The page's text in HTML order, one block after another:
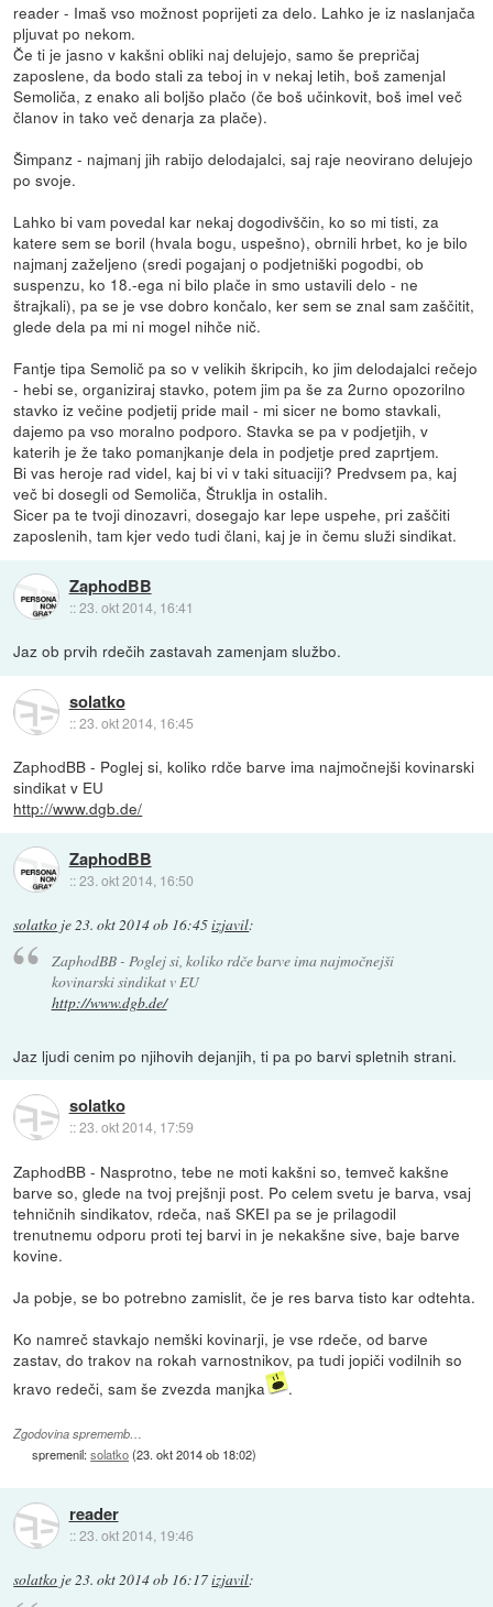
reader - Imaš vso možnost poprijeti za delo. Lahko je iz naslanjača
pljuvat po nekom.
Če ti je jasno v kakšni obliki naj delujejo, samo še prepričaj
zaposlene, da bodo stali za teboj in v nekaj letih, boš zamenjal
Semoliča, z enako ali boljšo plačo (če boš učinkovit, boš imel več
članov in tako več denarja za plače).
Šimpanz - najmanj jih rabijo delodajalci, saj raje neovirano delujejo
po svoje.
Lahko bi vam povedal kar nekaj dogodivščin, ko so mi tisti, za
katere sem se boril (hvala bogu, uspešno), obrnili hrbet, ko je bilo
najmanj zaželjeno (sredi pogajanj o podjetniški pogodbi, ob
suspenzu, ko 18.-ega ni bilo plače in smo ustavili delo - ne
štrajkali), pa se je vse dobro končalo, ker sem se znal sam zaščitit,
glede dela pa mi ni mogel nihče nič.
Fantje tipa Semolič pa so v velikih škripcih, ko jim delodajalci rečejo
- hebi se, organiziraj stavko, potem jim pa še za 2urno opozorilno
stavko iz večine podjetij pride mail - mi sicer ne bomo stavkali,
dajemo pa vso moralno podporo. Stavka se pa v podjetjih, v
katerih je že tako pomanjkanje dela in podjetje pred zaprtjem.
Bi vas heroje rad videl, kaj bi vi v taki situaciji? Predvsem pa, kaj
več bi dosegli od Semoliča, Štruklja in ostalih.
Sicer pa te tvoji dinozavri, dosegajo kar lepe uspehe, pri zaščiti
zaposlenih, tam kjer vedo tudi člani, kaj je in čemu služi sindikat.
ZaphodBB
::23. okt 2014, 16:41
Jaz ob prvih rdečih zastavah zamenjam službo.
solatko
::23. okt 2014, 16:45
ZaphodBB - Poglej si, koliko rdče barve ima najmočnejši kovinarski
sindikat v EU
http://www.dgb.de/
ZaphodBB
::23. okt 2014, 16:50
solatko je 23. okt 2014 ob 16:45izjavil:
ZaphodBB - Poglej si, koliko rdče barve ima najmočnejši
kovinarski sindikat v EU
http://www.dgb.de/
Jaz ljudi cenim po njihovih dejanjih, ti pa po barvi spletnih strani.
solatko
::23. okt 2014, 17:59
ZaphodBB - Nasprotno, tebe ne moti kakšni so, temveč kakšne
barve so, glede na tvoj prejšnji post. Po celem svetu je barva, vsaj
tehničnih sindikatov, rdeča, naš SKEI pa se je prilagodil
trenutnemu odporu proti tej barvi in je nekakšne sive, baje barve
kovine.
Ja pobje, se bo potrebno zamislit, če je res barva tisto kar odtehta.
Ko namreč stavkajo nemški kovinarji, je vse rdeče, od barve
zastav, do trakov na rokah varnostnikov, pa tudi jopiči vodilnih so
kravo redeči, sam še zvezda manjka
.
Zgodovina sprememb…
spremenil:solatko(23. okt 2014 ob 18:02)
reader
::23. okt 2014, 19:46
solatko je23. okt 2014 ob 16:17izjavil: